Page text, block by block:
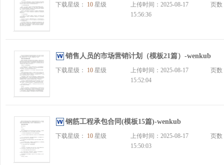
下载星级： 10 星级
上传时间：2025-08-17
15:56:36
页
销售人员的市场营销计划（模板21篇）-wenkub
下载星级： 10 星级
上传时间：2025-08-17
15:52:04
页
钢筋工程承包合同(模板15篇)-wenkub
下载星级： 10 星级
上传时间：2025-08-17
15:50:03
页